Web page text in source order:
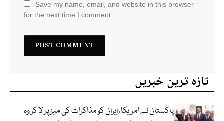
Save my name, email, and website in this browser
for the next time I comment.
تازہ ترین خبریں
پاکستان نے امریکا، ایران کو مذاکرات کی میز پر لا کر وہ